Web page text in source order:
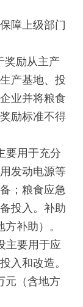
障上级部门
励从主产
产基地、投
业并将粮食
励标准不得
用于充分
发动电源等
；粮食应急
投入。补助
方补助）。
要用于应
入和改造。
元（含地方